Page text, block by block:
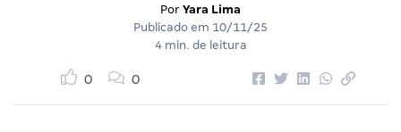
Por Yara Lima
Publicado em 10/11/25
4 min. de leitura
0 0